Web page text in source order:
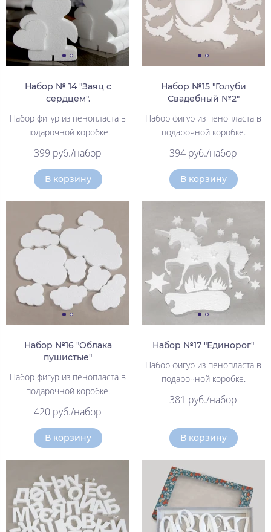
Набор № 14 "Заяц с
сердцем".
Набор фигур из пенопласта в
подарочной коробке.
399 руб./набор
В корзину
Набор №15 "Голуби
Свадебный №2"
Набор фигур из пенопласта в
подарочной коробке.
394 руб./набор
В корзину
Набор №16 "Облака
пушистые"
Набор фигур из пенопласта в
подарочной коробке.
420 руб./набор
В корзину
Набор №17 "Единорог"
Набор фигур из пенопласта в
подарочной коробке.
381 руб./набор
В корзину